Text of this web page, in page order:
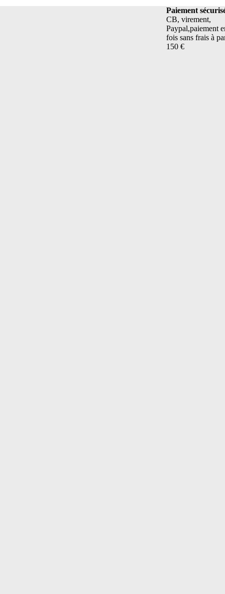
Paiement
CB, virement,
Paypal,paiement
fois sans frais à
150 €